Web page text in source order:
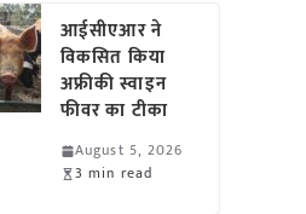
आईसीएआर ने
विकसित किया
अफ्रीकी स्वाइन
फीवर का टीका
August 5, 2026
3 min read